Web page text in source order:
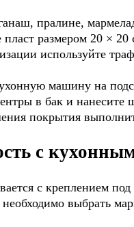
пралине,
размером 20 ×
используйте
машину на
в бак и нанесите
покрытия
с
с креплением
выбрать